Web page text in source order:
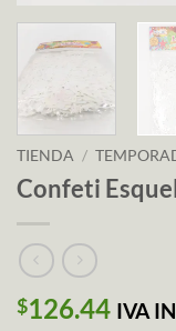
TIENDA /
Confeti
$126.44 IVA